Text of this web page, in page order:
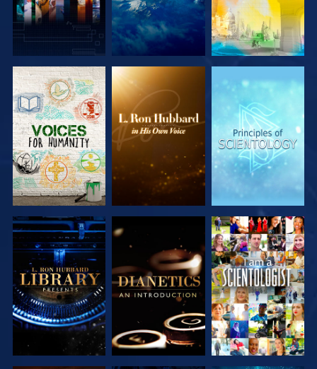
UTFORSKA
SERIEN
UTFORSKA
SERIEN
UTFORSKA
SERIEN
UTFORSKA
SERIEN
UTFORSKA
SERIEN
TITTA